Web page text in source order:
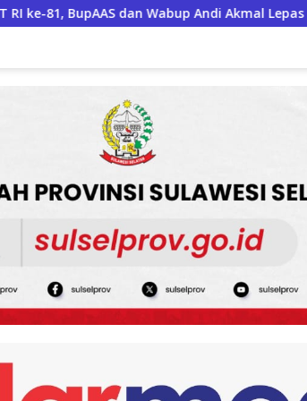
Akmal Lepas Karnaval Kemerdekaan PAUD